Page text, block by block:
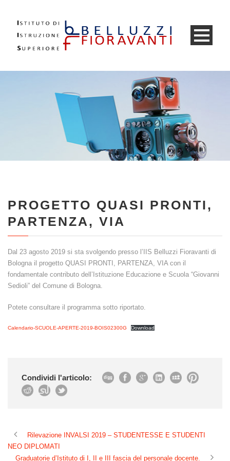
PROGETTO QUASI PRONTI,
PARTENZA, VIA
Dal 23 agosto 2019 si sta svolgendo presso l’IIS Belluzzi Fioravanti di
Bologna il progetto QUASI PRONTI, PARTENZA, VIA con il
fondamentale contributo dell’Istituzione Educazione e Scuola “Giovanni
Sedioli” del Comune di Bologna.
Potete consultare il programma sotto riportato.
Calendario-SCUOLE-APERTE-2019-BOIS02300G Download
Condividi l'articolo:
Rilevazione INVALSI 2019 – STUDENTESSE E STUDENTI
NEO DIPLOMATI
Graduatorie d’Istituto di I, II e III fascia del personale docente.